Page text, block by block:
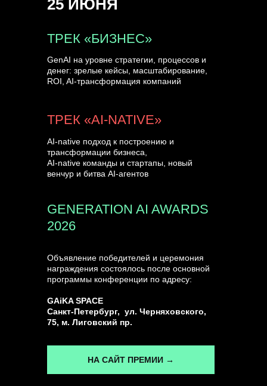
Объявление победителей и церемония
награждения состоялось после основной
программы конференции по адресу:
GAiKA SPACE
Санкт-Петербург, ул. Черняховского,
75, м. Лиговский пр.
ТРЕК «БИЗНЕС»
GENERATION AI AWARDS
2026
GenAI на уровне стратегии, процессов и
денег: зрелые кейсы, масштабирование,
ROI, AI-трансформация компаний
AI-native подход к построению и
трансформации бизнеса,
AI-native команды и стартапы, новый
венчур и битва AI-агентов
ТРЕК «AI-NATIVE»
25 ИЮНЯ
НА САЙТ ПРЕМИИ →
УЗНАТЬ БОЛЬШЕ
ГЕНЕРАЛЬНЫЙ ИНФОПАРТНЕР
CONVERSATIONS